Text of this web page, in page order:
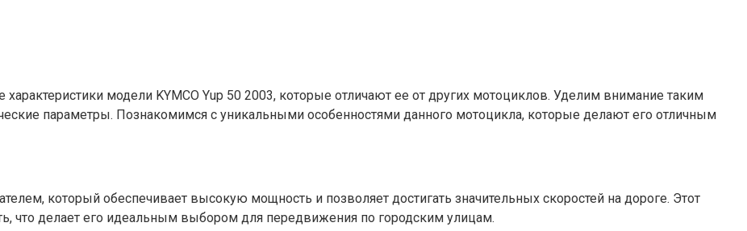
модели KYMCO Yup 50 2003, которые отличают ее от других мотоциклов. Уделим внимание таким
параметры. Познакомимся с уникальными особенностями данного мотоцикла, которые делают его отличным
который обеспечивает высокую мощность и позволяет достигать значительных скоростей на дороге. Этот
что делает его идеальным выбором для передвижения по городским улицам.